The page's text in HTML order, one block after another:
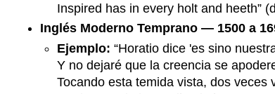
Inspired has in every holt and heeth”
Inglés Moderno Temprano — 1500 a
Ejemplo: “Horatio dice 'es sino
Y no dejaré que la creencia se
Tocando esta temida vista, dos veces